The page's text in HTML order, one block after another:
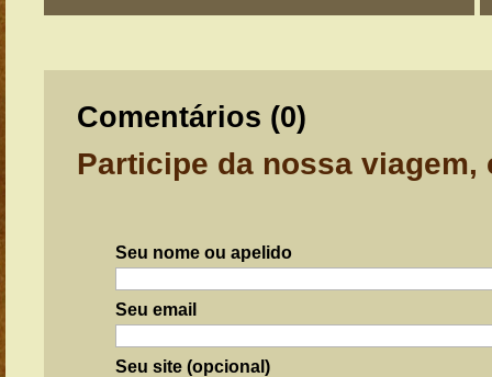
Comentários (0)
Participe da nossa viagem,
Seu nome ou apelido
Seu email
Seu site (opcional)